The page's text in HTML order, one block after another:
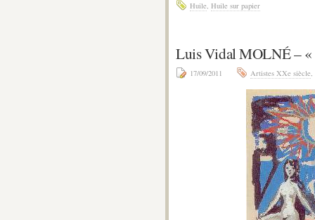
Huile, Huile sur papier
Luis Vidal MOLNÉ –
17/09/2011 Artistes XXe siècle,